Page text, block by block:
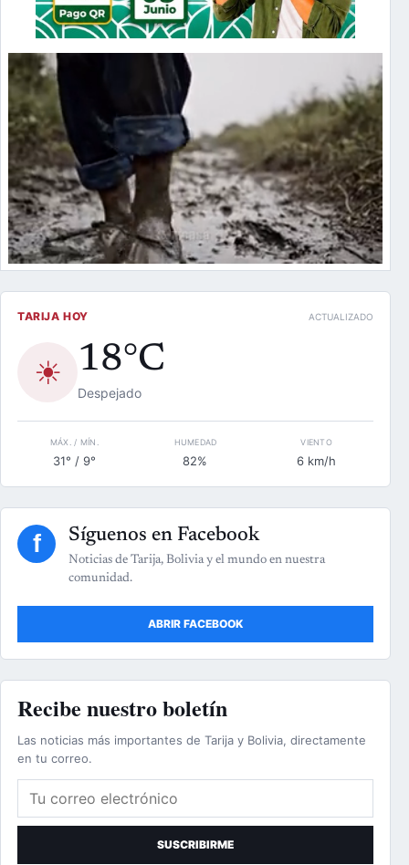
TARIJA HOY ACTUALIZADO
☀ 18°C
Despejado
MÁX. / MÍN.
31° / 9°
HUMEDAD
82%
VIENTO
6 km/h
f Síguenos en Facebook
Noticias de Tarija, Bolivia y el mundo en nuestra
comunidad.
ABRIR FACEBOOK
Recibe nuestro boletín
Las noticias más importantes de Tarija y Bolivia, directamente
en tu correo.
Correo electrónico
SUSCRIBIRME